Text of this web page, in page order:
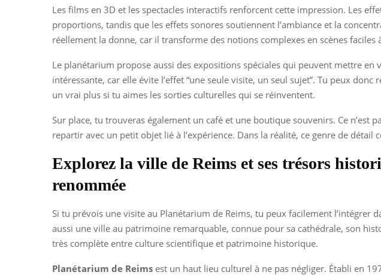
Les films en 3D et les spectacles interactifs renforcent cette impression. Les
proportions, tandis que les effets sonores soutiennent l’ambiance et la
réellement la donne, car il transforme des notions complexes en scènes faciles
Le planétarium propose aussi des expositions spéciales qui peuvent mettre en
intéressante, car elle évite l’effet “une seule visite, un seul sujet”. Tu peux
un vrai plus si tu aimes les sorties culturelles qui se réinventent.
Sur place, tu trouveras également un café et une boutique souvenirs. Ce
repartir avec un petit objet lié à l’expérience. Dans la réalité, ce genre de
Explorez la ville de Reims et ses trésors
renommée
Si tu prévois une visite au Planétarium de Reims, tu peux facilement l’intégrer
aussi une ville au patrimoine remarquable, connue pour sa cathédrale, son
très complète entre culture scientifique et patrimoine historique.
Planétarium de Reims est un haut lieu culturel à ne pas négliger. Établi en